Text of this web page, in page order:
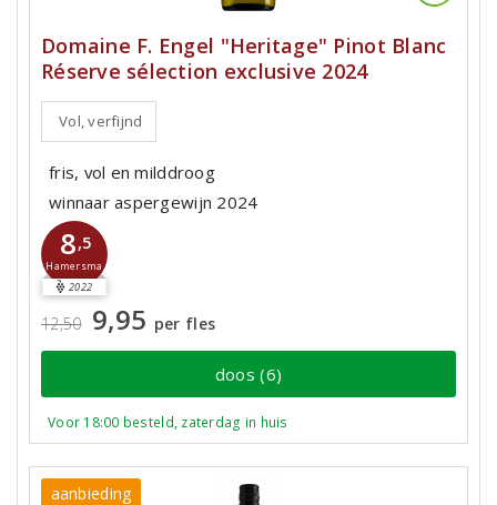
Domaine F. Engel "Heritage" Pinot Blanc
Réserve sélection exclusive 2024
Vol, verfijnd
fris, vol en milddroog
winnaar aspergewijn 2024
8,5
Hamersma
2022
12,50 9,95 per fles
doos (6)
Voor 18:00 besteld, zaterdag in huis
aanbieding